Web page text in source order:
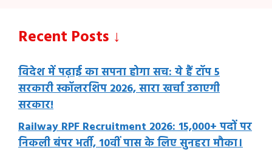
Recent Posts ↓
विदेश में पढ़ाई का सपना होगा सच: ये हैं टॉप 5
सरकारी स्कॉलरशिप 2026, सारा खर्चा उठाएगी
सरकार!
Railway RPF Recruitment 2026: 15,000+ पदों पर
निकली बंपर भर्ती, 10वीं पास के लिए सुनहरा मौका।